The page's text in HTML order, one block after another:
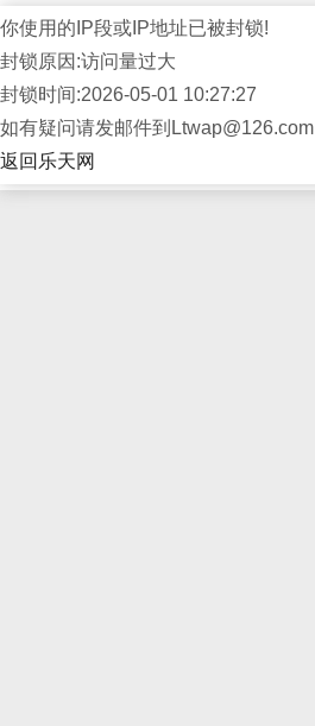
你使用的IP段或IP地址已被封锁!
封锁原因:访问量过大
封锁时间:2026-05-01 10:27:27
如有疑问请发邮件到Ltwap@126.com
返回乐天网